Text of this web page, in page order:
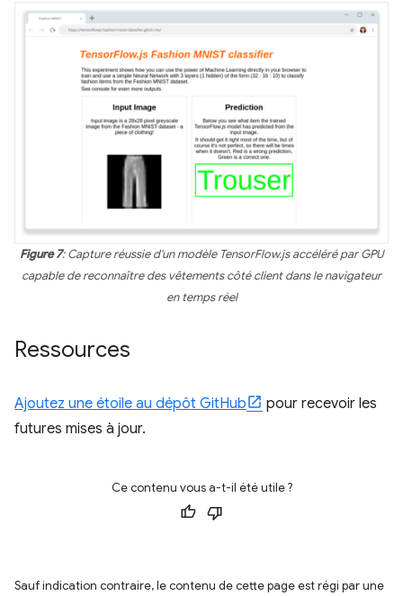
Figure 7: Capture réussie d'un modèle TensorFlow.js accéléré par GPU
capable de reconnaître des vêtements côté client dans le navigateur
en temps réel
Ressources
Ajoutez une étoile au dépôt GitHub
pour recevoir les
futures mises à jour.
Ce contenu vous a-t-il été utile ?
Sauf indication contraire, le contenu de cette page est régi par une